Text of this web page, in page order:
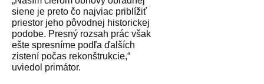
siene je preto čo najviac priblížiť
priestor jeho pôvodnej historickej
podobe. Presný rozsah prác však
ešte spresníme podľa ďalších
zistení počas rekonštrukcie,“
uviedol primátor.